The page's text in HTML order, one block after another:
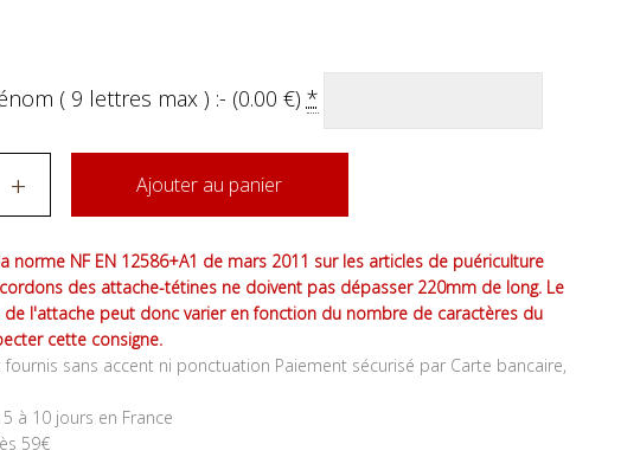
( 9 lettres max ) :- (0.00 €) *
+ Ajouter au panier
norme NF EN 12586+A1 de mars 2011 sur les articles de puériculture
des attache-tétines ne doivent pas dépasser 220mm de long. Le
l'attache peut donc varier en fonction du nombre de caractères du
cette consigne.
sans accent ni ponctuation Paiement sécurisé par Carte bancaire,
à 10 jours en France
59€